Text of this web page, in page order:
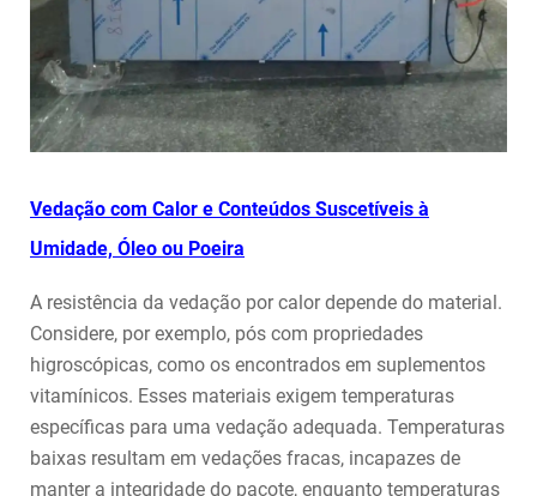
Vedação com Calor e Conteúdos Suscetíveis à
Umidade, Óleo ou Poeira
A resistência da vedação por calor depende do material.
Considere, por exemplo, pós com propriedades
higroscópicas, como os encontrados em suplementos
vitamínicos. Esses materiais exigem temperaturas
específicas para uma vedação adequada. Temperaturas
baixas resultam em vedações fracas, incapazes de
manter a integridade do pacote, enquanto temperaturas